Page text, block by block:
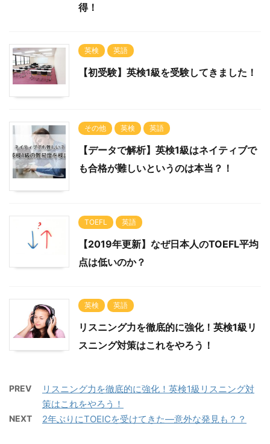
得！
英検 英語
【初受験】英検1級を受験してきました！
その他 英検 英語
【データで解析】英検1級はネイティブで
も合格が難しいというのは本当？！
TOEFL 英語
【2019年更新】なぜ日本人のTOEFL平均
点は低いのか？
英検 英語
リスニング力を徹底的に強化！英検1級リ
スニング対策はこれをやろう！
PREV
リスニング力を徹底的に強化！英検1級リスニング対
策はこれをやろう！
NEXT 2年ぶりにTOEICを受けてきた―意外な発見も？？